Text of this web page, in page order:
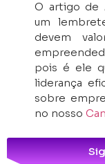
O artigo de
um
devem
pois é ele
liderança
sobre
no nosso